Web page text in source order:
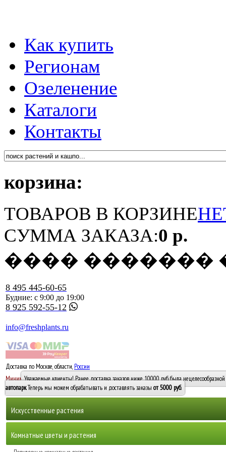
Как купить
Регионам
Озеленение
Каталоги
Контакты
корзина:
ТОВАРОВ В КОРЗИНЕ
СУММА ЗАКАЗА:0 р.
���� �������
8 495 445-60-65
Будние: с 9:00 до 19:00
8 925 592-55-12
info@freshplants.ru
Доставка по Москве, области, России
Минимальный заказ -10 0005000 руб.
Уважаемые клиенты! Ранее доставка заказов ниже 10000 руб. была
автопарк. Теперь мы можем обрабатывать и доставлять заказы от 5000 руб.
Искусственные растения
Горшечные растения, кусты и мох
Комнатные цветы и растения